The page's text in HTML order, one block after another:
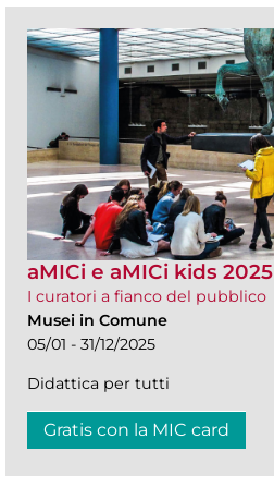
aMICi e aMICi kids 2025
I curatori a fianco del pubblico
Musei in Comune
05/01 - 31/12/2025
Didattica per tutti
Gratis con la MIC card